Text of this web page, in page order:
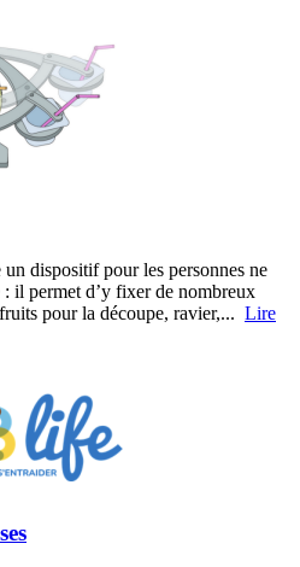
dispositif pour les personnes ne
: il permet d’y fixer de nombreux
pour la découpe, ravier,... Lire